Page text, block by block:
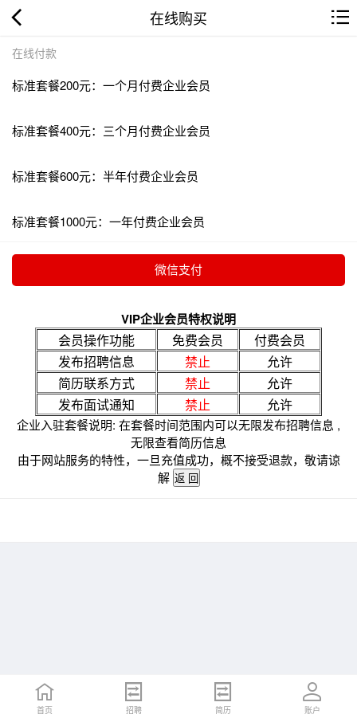
在线购买
在线付款
标准套餐200元：一个月付费企业会员
标准套餐400元：三个月付费企业会员
标准套餐600元：半年付费企业会员
标准套餐1000元：一年付费企业会员
VIP企业会员特权说明
会员操作功能 免费会员
付费会员
发布招聘信息
禁止
允许
简历联系方式
禁止
允许
发布面试通知
禁止 允许
企业入驻套餐说明: 在套餐时间范围内可以无限发布招聘信息 ,
无限查看简历信息
由于网站服务的特性，一旦充值成功，概不接受退款，敬请谅
解
首页 招聘 简历 账户